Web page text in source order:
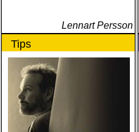
Lennart Persson
Tips